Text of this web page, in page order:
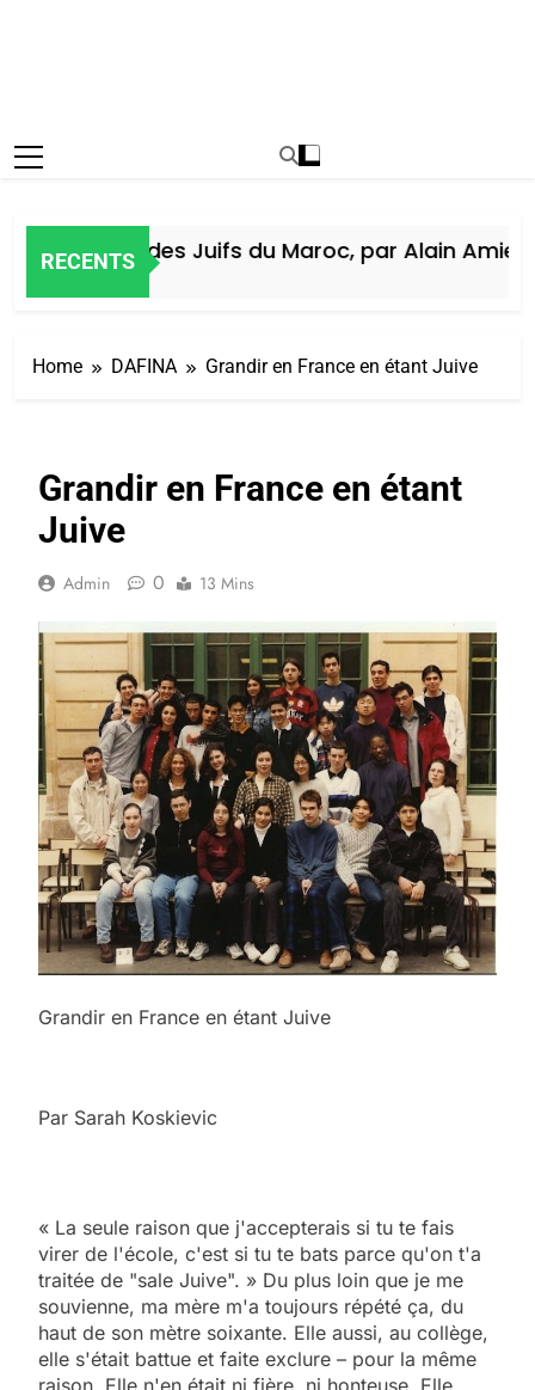
RECENTS
Histoire des Juifs du Maroc, par Alain Amiel
Home DAFINA Grandir en France en étant Juive
Grandir en France en étant
Juive
Admin 0 13 Mins
Grandir en France en étant Juive
Par Sarah Koskievic
« La seule raison que j'accepterais si tu te fais
virer de l'école, c'est si tu te bats parce qu'on t'a
traitée de "sale Juive". » Du plus loin que je me
souvienne, ma mère m'a toujours répété ça, du
haut de son mètre soixante. Elle aussi, au collège,
elle s'était battue et faite exclure – pour la même